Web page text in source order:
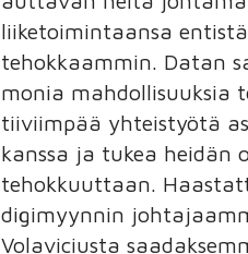
liiketoimintaansa entistä
tehokkaammin. Datan
monia mahdollisuuksia
tiiviimpää yhteistyötä
kanssa ja tukea heidän
tehokkuuttaan.
digimyynnin
Volaviciusta